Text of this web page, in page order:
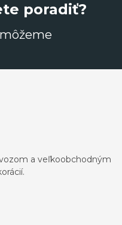
poradiť?
a veľkoobchodným